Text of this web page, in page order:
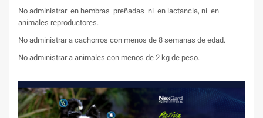
No administrar en hembras preñadas ni en lactancia, ni en
animales reproductores.
No administrar a cachorros con menos de 8 semanas de edad.
No administrar a animales con menos de 2 kg de peso.